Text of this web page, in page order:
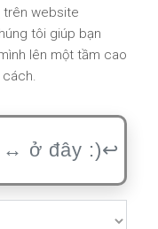
trên website
tôi giúp bạn
lên một tầm cao